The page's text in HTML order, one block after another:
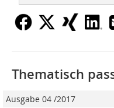
Thematisch
Ausgabe 04 /2017